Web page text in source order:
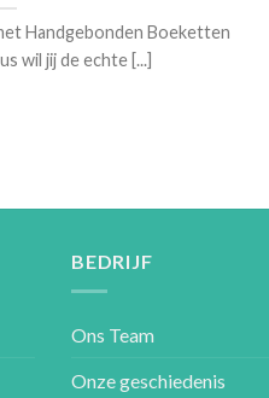
Handgebonden Boeketten
wil jij de echte [...]
BEDRIJF
Ons Team
Onze geschiedenis